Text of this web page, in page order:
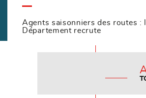
Agents saisonniers des routes :
Département recrute